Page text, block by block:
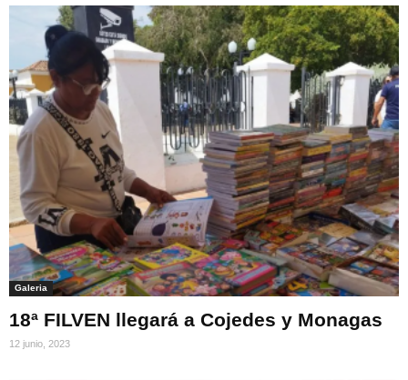
Galeria
18ª FILVEN llegará a Cojedes y Monagas
12 junio, 2023